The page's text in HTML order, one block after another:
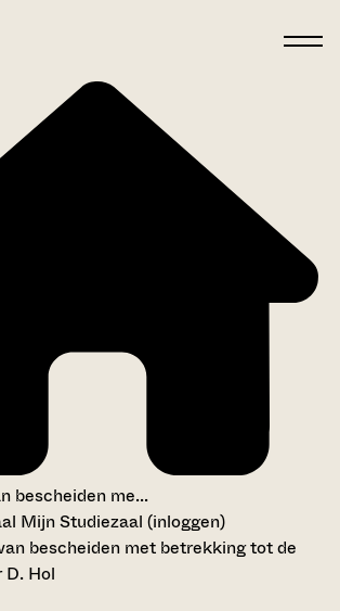
bescheiden me...
Mijn Studiezaal (inloggen)
bescheiden met betrekking tot de
Hol